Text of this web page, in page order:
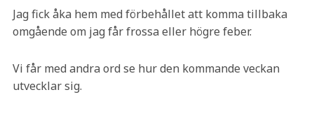
Jag fick åka hem med förbehållet att komma tillbaka
omgående om jag får frossa eller högre feber.
Vi får med andra ord se hur den kommande veckan
utvecklar sig.